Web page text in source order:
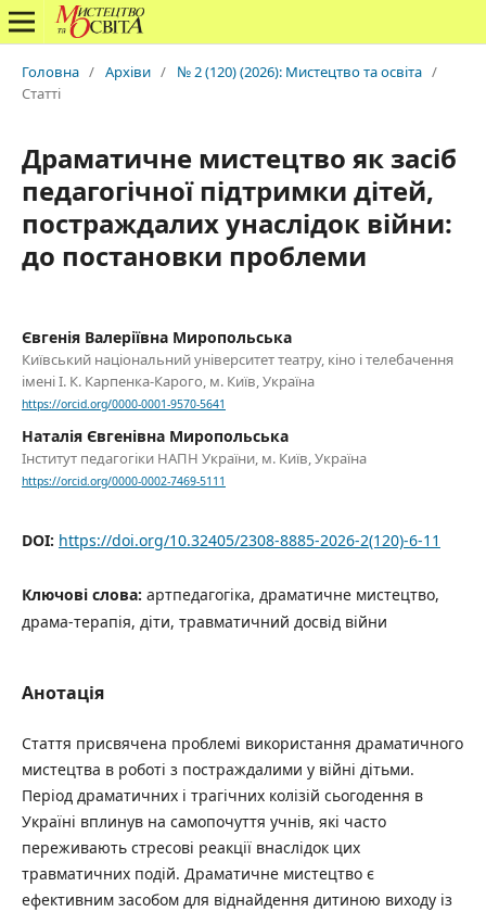
Головна / Архіви / № 2 (120) (2026): Мистецтво та освіта /
Статті
Драматичне мистецтво як засіб
педагогічної підтримки дітей,
постраждалих унаслідок війни:
до постановки проблеми
Євгенія Валеріївна Миропольська
Київський національний університет театру, кіно і телебачення
імені І. К. Карпенка-Карого, м. Київ, Україна
https://orcid.org/0000-0001-9570-5641
Наталія Євгенівна Миропольська
Інститут педагогіки НАПН України, м. Київ, Україна
https://orcid.org/0000-0002-7469-5111
DOI: https://doi.org/10.32405/2308-8885-2026-2(120)-6-11
Ключові слова: артпедагогіка, драматичне мистецтво,
драма-терапія, діти, травматичний досвід війни
Анотація
Стаття присвячена проблемі використання драматичного
мистецтва в роботі з постраждалими у війні дітьми.
Період драматичних і трагічних колізій сьогодення в
Україні вплинув на самопочуття учнів, які часто
переживають стресові реакції внаслідок цих
травматичних подій. Драматичне мистецтво є
ефективним засобом для віднайдення дитиною виходу із